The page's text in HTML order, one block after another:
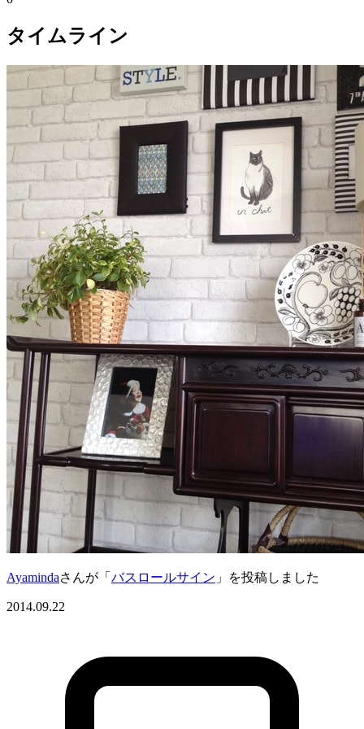
タイムライン
Ayamindaさんが「 バスロールサイン 」を投稿しました
2014.09.22